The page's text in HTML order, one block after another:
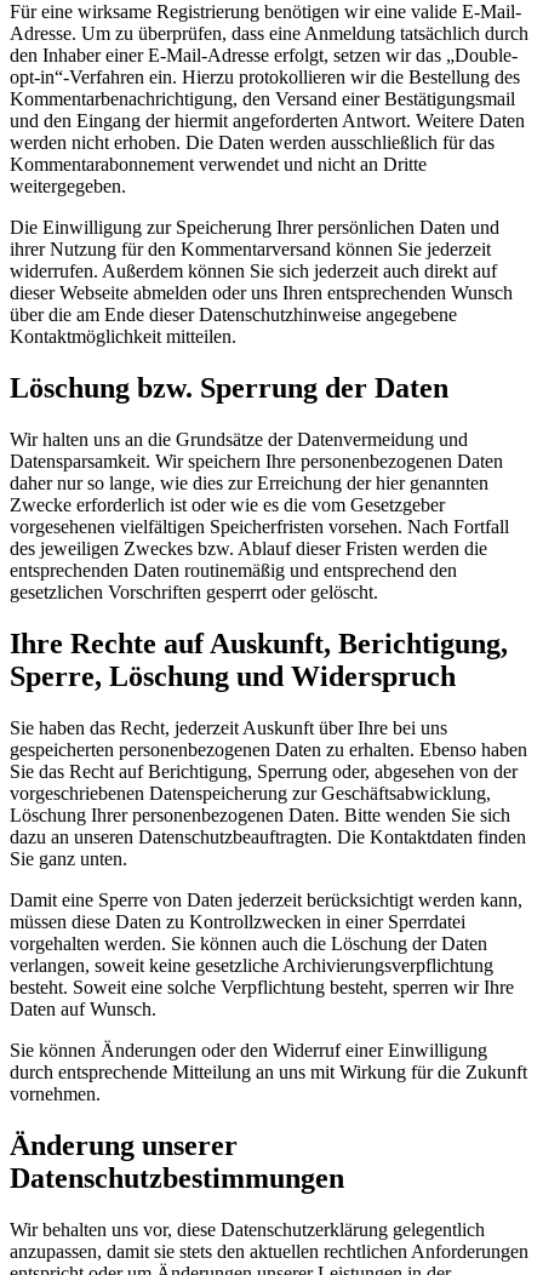
Für eine wirksame Registrierung benötigen wir eine valide E-Mail-
Adresse. Um zu überprüfen, dass eine Anmeldung tatsächlich durch
den Inhaber einer E-Mail-Adresse erfolgt, setzen wir das „Double-
opt-in“-Verfahren ein. Hierzu protokollieren wir die Bestellung des
Kommentarbenachrichtigung, den Versand einer Bestätigungsmail
und den Eingang der hiermit angeforderten Antwort. Weitere Daten
werden nicht erhoben. Die Daten werden ausschließlich für das
Kommentarabonnement verwendet und nicht an Dritte
weitergegeben.
Die Einwilligung zur Speicherung Ihrer persönlichen Daten und
ihrer Nutzung für den Kommentarversand können Sie jederzeit
widerrufen. Außerdem können Sie sich jederzeit auch direkt auf
dieser Webseite abmelden oder uns Ihren entsprechenden Wunsch
über die am Ende dieser Datenschutzhinweise angegebene
Kontaktmöglichkeit mitteilen.
Löschung bzw. Sperrung der Daten
Wir halten uns an die Grundsätze der Datenvermeidung und
Datensparsamkeit. Wir speichern Ihre personenbezogenen Daten
daher nur so lange, wie dies zur Erreichung der hier genannten
Zwecke erforderlich ist oder wie es die vom Gesetzgeber
vorgesehenen vielfältigen Speicherfristen vorsehen. Nach Fortfall
des jeweiligen Zweckes bzw. Ablauf dieser Fristen werden die
entsprechenden Daten routinemäßig und entsprechend den
gesetzlichen Vorschriften gesperrt oder gelöscht.
Ihre Rechte auf Auskunft, Berichtigung,
Sperre, Löschung und Widerspruch
Sie haben das Recht, jederzeit Auskunft über Ihre bei uns
gespeicherten personenbezogenen Daten zu erhalten. Ebenso haben
Sie das Recht auf Berichtigung, Sperrung oder, abgesehen von der
vorgeschriebenen Datenspeicherung zur Geschäftsabwicklung,
Löschung Ihrer personenbezogenen Daten. Bitte wenden Sie sich
dazu an unseren Datenschutzbeauftragten. Die Kontaktdaten finden
Sie ganz unten.
Damit eine Sperre von Daten jederzeit berücksichtigt werden kann,
müssen diese Daten zu Kontrollzwecken in einer Sperrdatei
vorgehalten werden. Sie können auch die Löschung der Daten
verlangen, soweit keine gesetzliche Archivierungsverpflichtung
besteht. Soweit eine solche Verpflichtung besteht, sperren wir Ihre
Daten auf Wunsch.
Sie können Änderungen oder den Widerruf einer Einwilligung
durch entsprechende Mitteilung an uns mit Wirkung für die Zukunft
vornehmen.
Änderung unserer
Datenschutzbestimmungen
Wir behalten uns vor, diese Datenschutzerklärung gelegentlich
anzupassen, damit sie stets den aktuellen rechtlichen Anforderungen